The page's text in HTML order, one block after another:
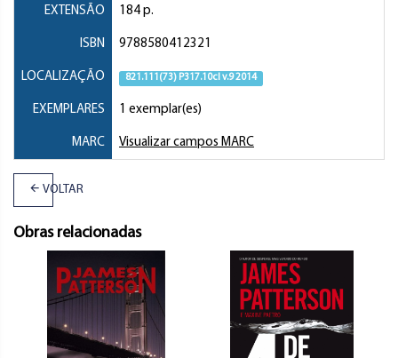
EXTENSÃO 184 p.
ISBN 9788580412321
LOCALIZAÇÃO 821.111(73) P317.10cl v.9 2014
EXEMPLARES 1 exemplar(es)
MARC Visualizar campos MARC
VOLTAR
Obras relacionadas